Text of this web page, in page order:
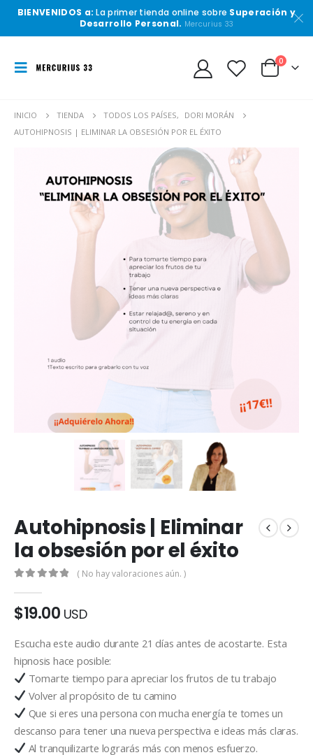
BIENVENIDOS a: La primer tienda online sobre Superación y
Desarrollo Personal. Mercurius 33
0
INICIO TIENDA TODOS LOS PAÍSES,
DORI MORÁN
AUTOHIPNOSIS | ELIMINAR LA OBSESIÓN POR EL ÉXITO
Autohipnosis | Eliminar
la obsesión por el éxito
( No hay valoraciones aún. )
$19.00 USD
Escucha este audio durante 21 días antes de acostarte. Esta
hipnosis hace posible:
Tomarte tiempo para apreciar los frutos de tu trabajo
Volver al propósito de tu camino
Que si eres una persona con mucha energía te tomes un
descanso para tener una nueva perspectiva e ideas más claras.
Al tranquilizarte lograrás más con menos esfuerzo.